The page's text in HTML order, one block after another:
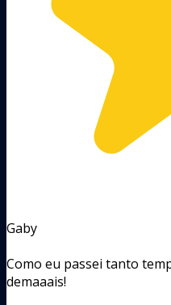
Gaby
Como eu passei tanto
demaaais!